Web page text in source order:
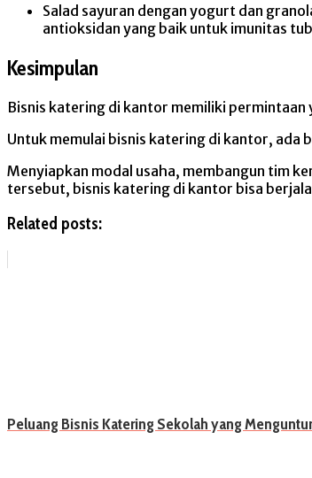
Salad sayuran dengan yogurt dan
antioksidan yang baik untuk imunitas
Kesimpulan
Bisnis katering di kantor memiliki
Untuk memulai bisnis katering di kantor, ada
Menyiapkan modal usaha, membangun tim
tersebut, bisnis katering di kantor bisa
Related posts:
Peluang Bisnis Katering Sekolah yang